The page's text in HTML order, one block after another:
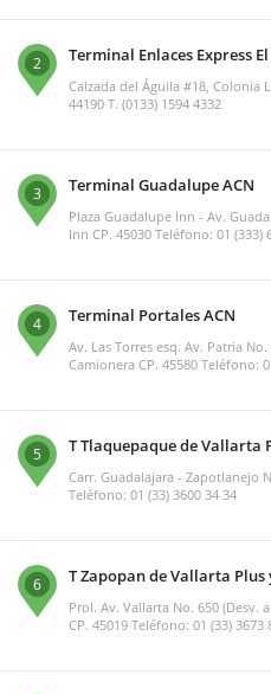
2 Terminal Enlaces Express
Calzada del Águila #18, Colonia
44190 T. (0133) 1594 4332
3 Terminal Guadalupe ACN
Plaza Guadalupe Inn - Av.
Inn CP. 45030 Teléfono: 01 (333)
4 Terminal Portales ACN
Av. Las Torres esq. Av. Patria
Camionera CP. 45580 Teléfono:
5 T Tlaquepaque de Vallarta
Carr. Guadalajara - Zapotlanejo
Teléfono: 01 (33) 3600 34 34
6 T Zapopan de Vallarta Plus
Prol. Av. Vallarta No. 650 (Desv.
CP. 45019 Teléfono: 01 (33) 3673